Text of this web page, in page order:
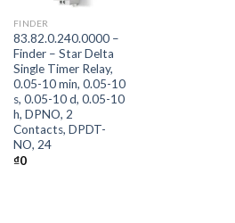
FINDER
83.82.0.240.0000 –
Finder – Star Delta
Single Timer Relay,
0.05-10 min, 0.05-10
s, 0.05-10 d, 0.05-10
h, DPNO, 2
Contacts, DPDT-
NO, 24
₫0